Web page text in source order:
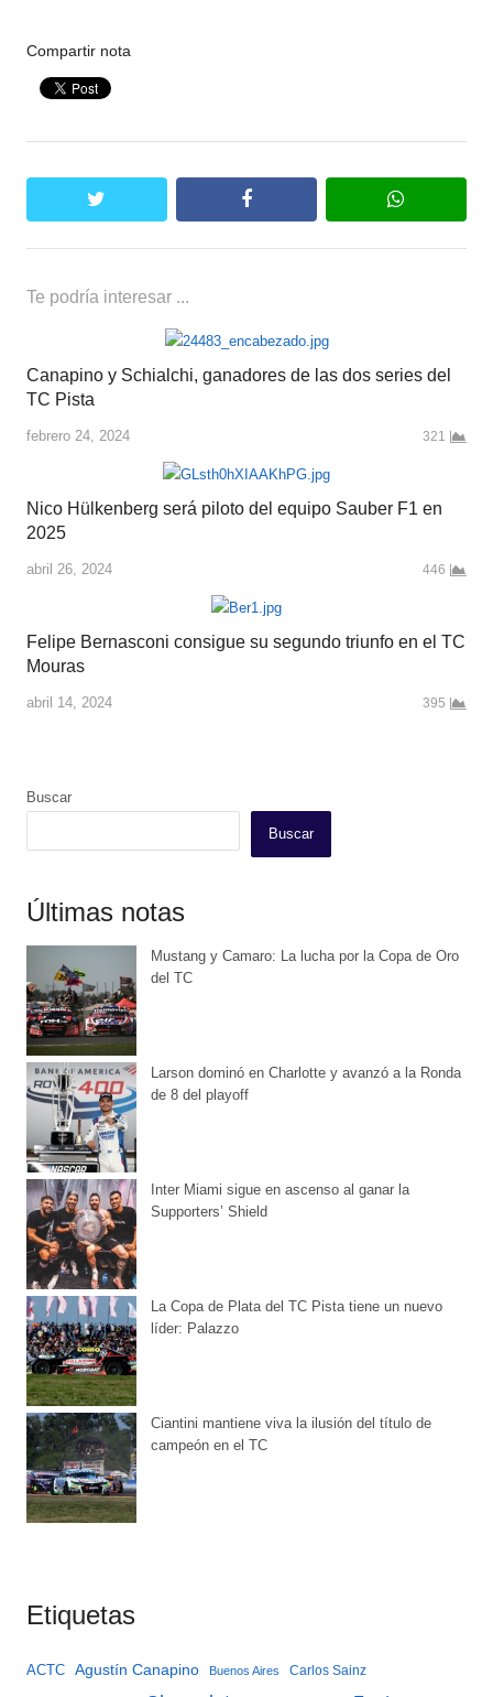
Compartir nota
facebook whatsapp
Te podría interesar ...
Canapino y Schialchi, ganadores de las dos series del
TC Pista
febrero 24, 2024 321
Nico Hülkenberg será piloto del equipo Sauber F1 en
2025
abril 26, 2024 446
Felipe Bernasconi consigue su segundo triunfo en el TC
Mouras
abril 14, 2024 395
Buscar
Buscar
Últimas notas
Mustang y Camaro: La lucha por la Copa de Oro
del TC
Larson dominó en Charlotte y avanzó a la Ronda
de 8 del playoff
Inter Miami sigue en ascenso al ganar la
Supporters’ Shield
La Copa de Plata del TC Pista tiene un nuevo
líder: Palazzo
Ciantini mantiene viva la ilusión del título de
campeón en el TC
Etiquetas
ACTC Agustín Canapino Buenos Aires Carlos Sainz